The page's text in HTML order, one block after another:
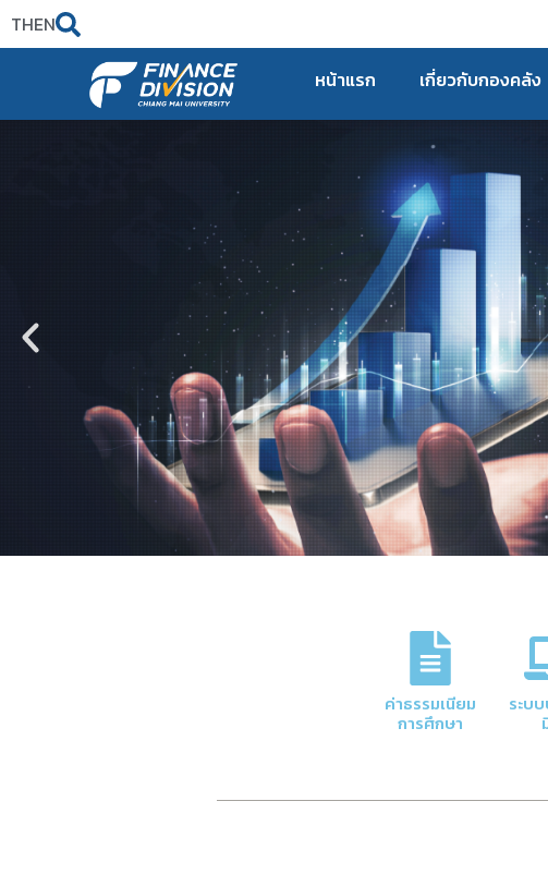
THEN
หน้าแรก เกี่ยวกับกองคลัง
ภารกิจหลักของกองคลั
การจัดการด้านการเงินและบัญชีของมหาวิทยาลัยใ
ความโปร่งใสและมีประสิทธิภาพ
ค่าธรรมเนียม
การศึกษา
ระบ